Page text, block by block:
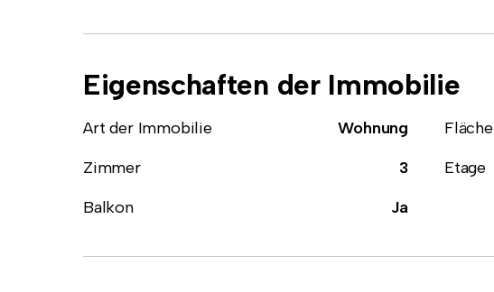
Eigenschaften der Immobilie
Art der Immobilie Wohnung Fläche
Zimmer
3 Etage
Balkon
Ja